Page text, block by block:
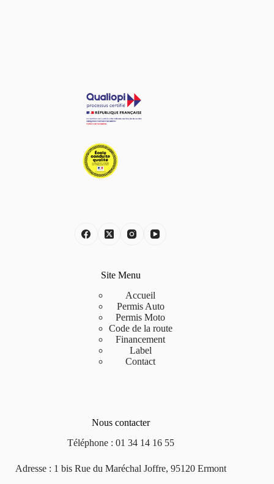
Site Menu
Accueil
Permis Auto
Permis Moto
Code de la route
Financement
Label
Contact
Nous contacter
Téléphone : 01 34 14 16 55
Adresse : 1 bis Rue du Maréchal Joffre, 95120 Ermont